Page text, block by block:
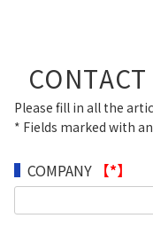
CONTACT
Please fill in all the
* Fields marked with
COMPANY 【*】